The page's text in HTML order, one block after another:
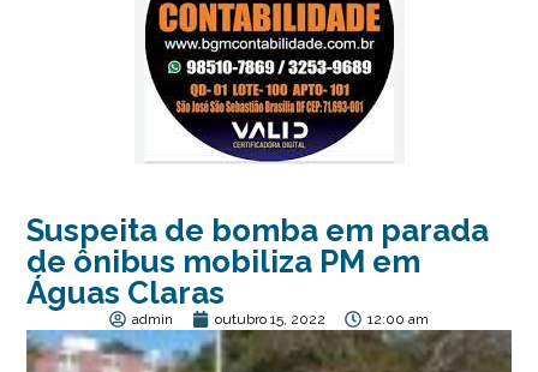
Suspeita de bomba em parada
de ônibus mobiliza PM em
Águas Claras
admin outubro 15, 2022 12:00 am